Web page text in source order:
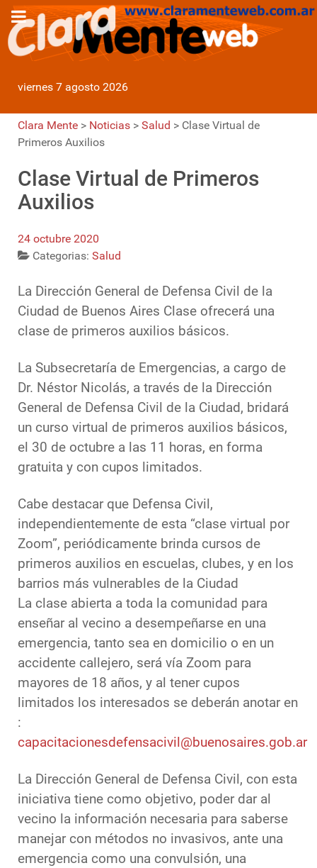
viernes 7 agosto 2026
Clara Mente > Noticias > Salud > Clase Virtual de
Primeros Auxilios
Clase Virtual de Primeros
Auxilios
24 octubre 2020
Categorias: Salud
La Dirección General de Defensa Civil de la
Ciudad de Buenos Aires Clase ofrecerá una
clase de primeros auxilios básicos.
La Subsecretaría de Emergencias, a cargo de
Dr. Néstor Nicolás, a través de la Dirección
General de Defensa Civil de la Ciudad, bridará
un curso virtual de primeros auxilios básicos,
el 30 de octubre a las 11 horas, en forma
gratuita y con cupos limitados.
Cabe destacar que Defensa Civil,
independientemente de esta “clase virtual por
Zoom”, periódicamente brinda cursos de
primeros auxilios en escuelas, clubes, y en los
barrios más vulnerables de la Ciudad
La clase abierta a toda la comunidad para
enseñar al vecino a desempeñarse en una
emergencia, tanto sea en domicilio o en un
accidente callejero, será vía Zoom para
mayores de 18 años, y al tener cupos
limitados los interesados se deberán anotar en
:
capacitacionesdefensacivil@buenosaires.gob.ar
La Dirección General de Defensa Civil, con esta
iniciativa tiene como objetivo, poder dar al
vecino la información necesaria para saberse
manejar con métodos no invasivos, ante una
emergencia como una convulsión, una